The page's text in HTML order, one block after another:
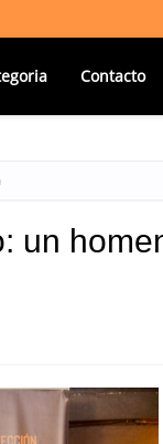
Contacto
un